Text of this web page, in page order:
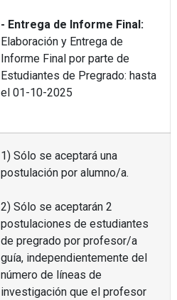
- Entrega de Informe Final:
Elaboración y Entrega de
Informe Final por parte de
Estudiantes de Pregrado: hasta
el 01-10-2025
1) Sólo se aceptará una
postulación por alumno/a.
2) Sólo se aceptarán 2
postulaciones de estudiantes
de pregrado por profesor/a
guía, independientemente del
número de líneas de
investigación que el profesor